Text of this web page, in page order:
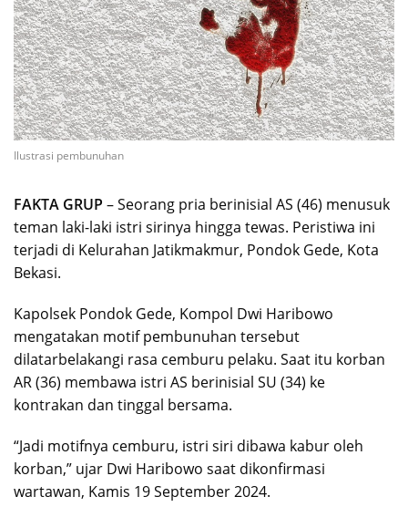
Ilustrasi pembunuhan
FAKTA GRUP – Seorang pria berinisial AS (46) menusuk
teman laki-laki istri sirinya hingga tewas. Peristiwa ini
terjadi di Kelurahan Jatikmakmur, Pondok Gede, Kota
Bekasi.
Kapolsek Pondok Gede, Kompol Dwi Haribowo
mengatakan motif pembunuhan tersebut
dilatarbelakangi rasa cemburu pelaku. Saat itu korban
AR (36) membawa istri AS berinisial SU (34) ke
kontrakan dan tinggal bersama.
“Jadi motifnya cemburu, istri siri dibawa kabur oleh
korban,” ujar Dwi Haribowo saat dikonfirmasi
wartawan, Kamis 19 September 2024.